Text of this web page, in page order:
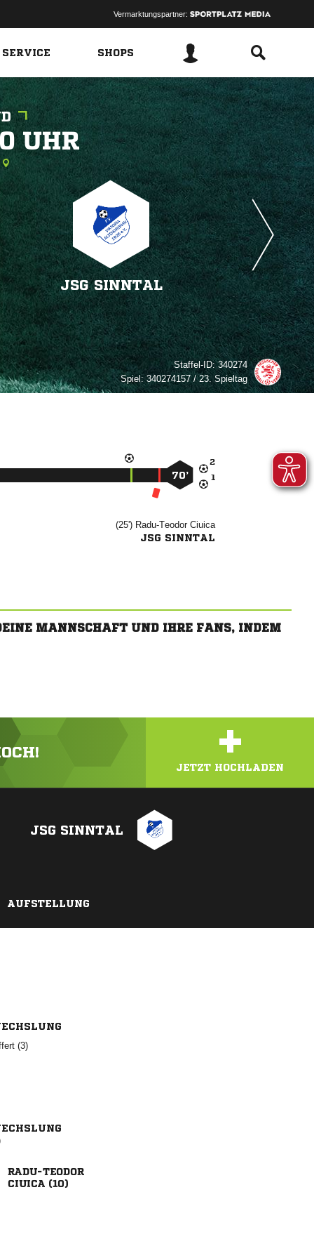
Vermarktungspartner:
SHOPS

JSG SINNTAL
Staffel-ID:340274
Spiel:340274157 / 23. Spieltag


70’
(25')  
JSG SINNTAL
MANNSCHAFT UND IHRE FANS, INDEM
+
JETZT HOCHLADEN
JSG SINNTAL
AUFSTELLUNG


 